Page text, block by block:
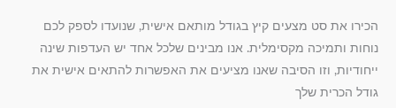
הכירו את סט מצעים קיץ בגודל מותאם אישית, שנועדו לספק לכם
נוחות ותמיכה מקסימלית. אנו מבינים שלכל אחד יש העדפות שינה
ייחודיות, וזו הסיבה שאנו מציעים את האפשרות להתאים אישית את
גודל הכרית שלך